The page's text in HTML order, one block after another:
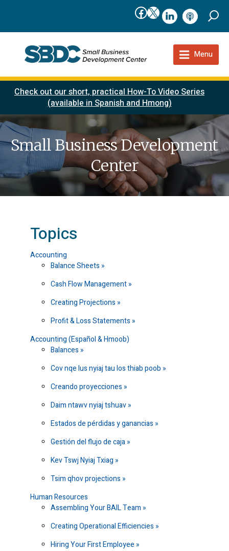
Facebook
X linkedInpodcast
Menu
Check out our short, practical How-To Video Series
(available in Spanish and Hmong)
Small Business Development
Center
Topics
Accounting
Balance Sheets
Cash Flow Management
Creating Projections
Profit & Loss Statements
Accounting (Español & Hmoob)
Balances
Cov nqe lus nyiaj tau los thiab poob
Creando proyecciones
Daim ntawv nyiaj tshuav
Estados de pérdidas y ganancias
Gestión del flujo de caja
Kev Tswj Nyiaj Txiag
Tsim qhov projections
Human Resources
Assembling Your BAIL Team
Creating Operational Efficiencies
Hiring Your First Employee